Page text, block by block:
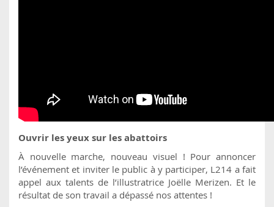
Ouvrir les yeux sur les abattoirs
À nouvelle marche, nouveau visuel ! Pour annoncer
l’événement et inviter le public à y participer, L214 a fait
appel aux talents de l’illustratrice Joëlle Merizen. Et le
résultat de son travail a dépassé nos attentes !